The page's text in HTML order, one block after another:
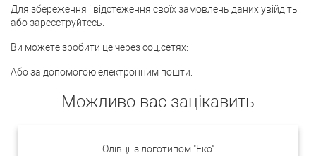
Для збереження і відстеження своїх замовлень даних увійдіть
або зареєструйтесь.
Ви можете зробити це через соц.сетях:
Або за допомогою електронним пошти:
Можливо вас зацікавить
Олівці із логотипом "Еко"